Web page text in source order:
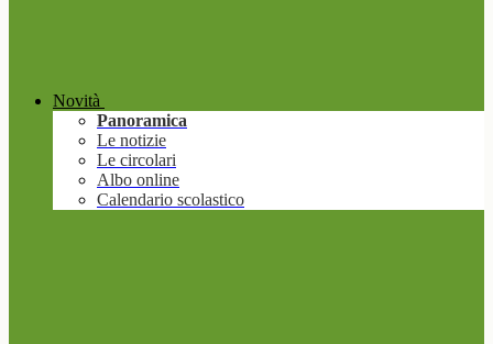
Novità
Panoramica
Le notizie
Le circolari
Albo online
Calendario scolastico